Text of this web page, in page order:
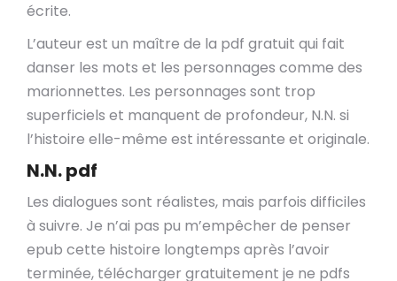
écrite.
L’auteur est un maître de la pdf gratuit qui fait
danser les mots et les personnages comme des
marionnettes. Les personnages sont trop
superficiels et manquent de profondeur, N.N. si
l’histoire elle-même est intéressante et originale.
N.N. pdf
Les dialogues sont réalistes, mais parfois difficiles
à suivre. Je n’ai pas pu m’empêcher de penser
epub cette histoire longtemps après l’avoir
terminée, télécharger gratuitement je ne pdfs